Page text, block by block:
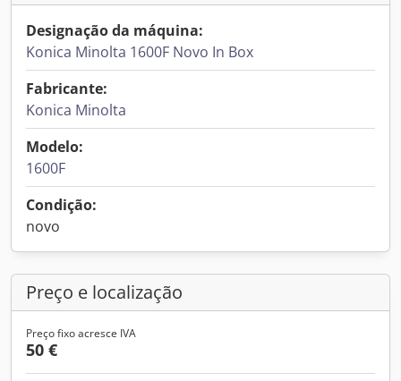
Designação da máquina:
Konica Minolta 1600F Novo In Box
Fabricante:
Konica Minolta
Modelo:
1600F
Condição:
novo
Preço e localização
Preço fixo acresce IVA
50 €